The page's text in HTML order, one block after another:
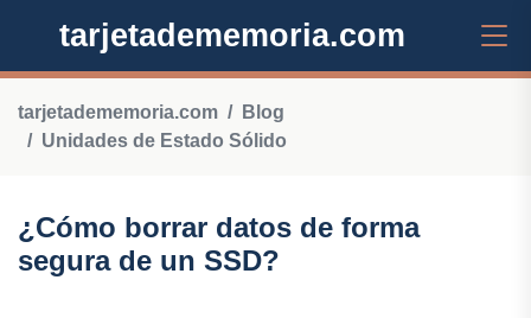
tarjetadememoria.com
tarjetadememoria.com
Blog
Unidades de Estado Sólido
¿Cómo borrar datos de forma
segura de un SSD?